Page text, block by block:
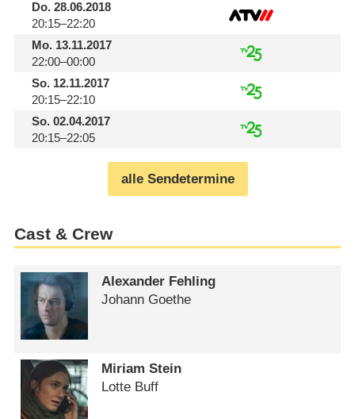
Do.28.06.2018
20:15–22:20
Mo.13.11.2017
22:00–00:00
So.12.11.2017
20:15–22:10
So.02.04.2017
20:15–22:05
alle Sendetermine
Cast & Crew
Alexander Fehling
Johann Goethe
Miriam Stein
Lotte Buff